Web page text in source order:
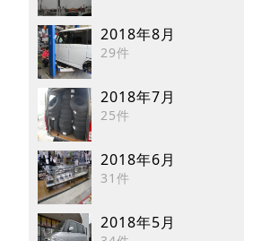
2018年8月
29件
2018年7月
25件
2018年6月
31件
2018年5月